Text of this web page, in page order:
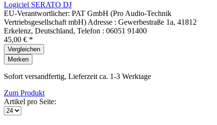
Logiciel SERATO DJ
EU-Verantwortlicher: PAT GmbH (Pro Audio-Technik
Vertriebsgesellschaft mbH) Adresse : Gewerbestraße 1a, 41812
Erkelenz, Deutschland, Telefon : 06051 91400
45,00 € *
Vergleichen
Merken
Sofort versandfertig, Lieferzeit ca. 1-3 Werktage
Zum Produkt
Artikel pro Seite: